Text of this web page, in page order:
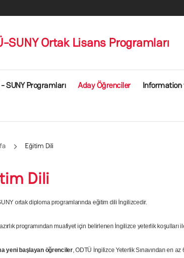
SUNY Ortak Lisans Programları
- SUNY Programları Aday Öğrenciler Information
Eğitim Dili
Dili
ortak diploma programlarında eğitim dili İngilizcedir.
programından muafiyet için belirlenen İngilizce yeterlik
yeni başlayan öğrenciler, ODTÜ İngilizce Yeterlik Sınavından en az